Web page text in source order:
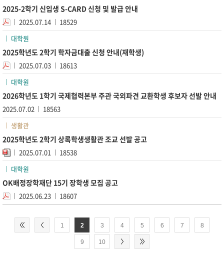
2025-2학기 신입생 S-CARD 신청 및 발급 안내
2025.07.14
18529
대학원
2025학년도 2학기 학자금대출 신청 안내(재학생)
2025.07.03
18613
대학원
2026학년도 1학기 국제협력본부 주관 국외파견 교환학생 후보자 선발 안내
2025.07.02
18563
생활관
2025학년도 2학기 상록학생생활관 조교 선발 공고
2025.07.01
18538
대학원
OK배정장학재단 15기 장학생 모집 공고
2025.06.23 18607
1 2 3 4 5 6 7 8
9 10